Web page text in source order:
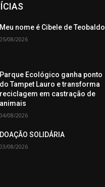
Meu nome é Cibele de Teobaldo
05/08/2026
Parque Ecológico ganha ponto
do Tampet Lauro e transforma
reciclagem em castração de
animais
04/08/2026
DOAÇÃO SOLIDÁRIA
03/08/2026